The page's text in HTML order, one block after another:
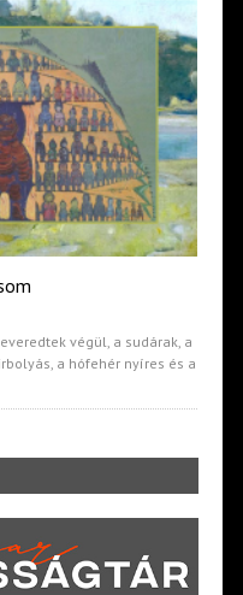
végül, a sudárak, a
a hófehér nyíres és a